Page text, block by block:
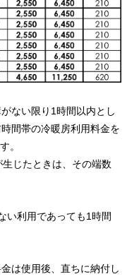
ない限り1時間以内とし
間帯の冷暖房利用料金を
。
じたときは、その端数
い利用であっても1時間
は使用後、直ちに納付し